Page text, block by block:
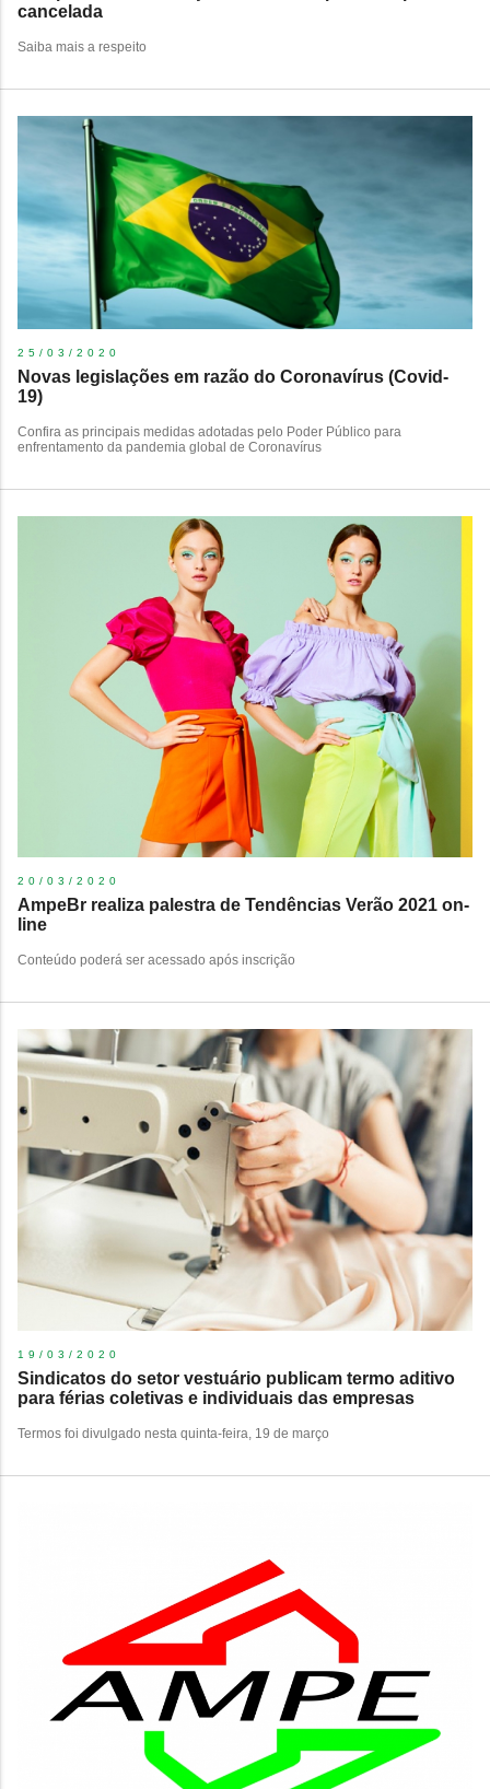
cancelada
Saiba mais a respeito
25/03/2020
Novas legislações em razão do Coronavírus (Covid-
19)
Confira as principais medidas adotadas pelo Poder Público para
enfrentamento da pandemia global de Coronavírus
20/03/2020
AmpeBr realiza palestra de Tendências Verão 2021 on-
line
Conteúdo poderá ser acessado após inscrição
19/03/2020
Sindicatos do setor vestuário publicam termo aditivo
para férias coletivas e individuais das empresas
Termos foi divulgado nesta quinta-feira, 19 de março